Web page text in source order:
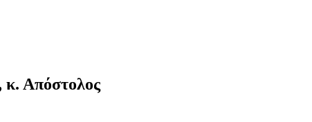
κ. Απόστολος